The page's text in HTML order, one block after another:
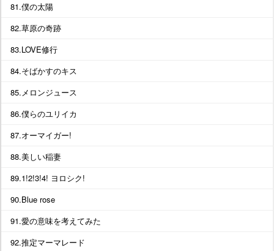
81.僕の太陽
82.草原の奇跡
83.LOVE修行
84.そばかすのキス
85.メロンジュース
86.僕らのユリイカ
87.オーマイガー!
88.美しい稲妻
89.1!2!3!4! ヨロシク!
90.Blue rose
91.愛の意味を考えてみた
92.推定マーマレード